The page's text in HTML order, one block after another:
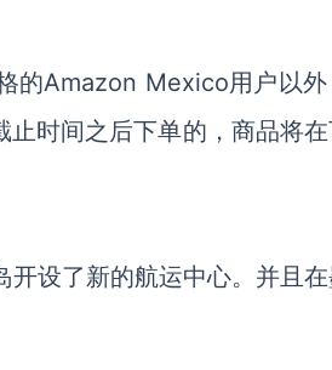
的Amazon Mexico用户以
止时间之后下单的，商品将
设了新的航运中心。并且